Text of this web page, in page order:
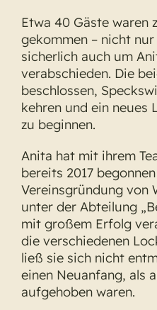
Etwa 40 Gäste waren
gekommen – nicht
sicherlich auch um
verabschieden. Die
beschlossen,
kehren und ein neues
zu beginnen.
Anita hat mit ihrem
bereits 2017
Vereinsgründung von
unter der Abteilung
mit großem Erfolg
die verschiedenen
ließ sie sich nicht
einen Neuanfang, als
aufgehoben waren.